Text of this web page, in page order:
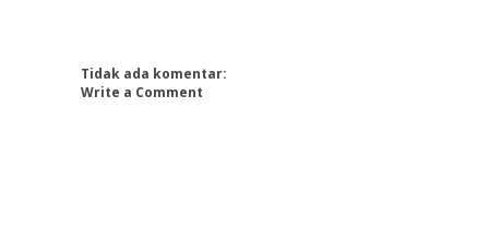
Tidak ada komentar:
Write a Comment